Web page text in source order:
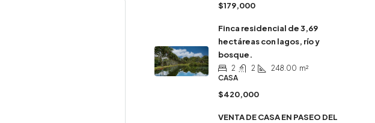
$179,000
Finca residencial de 3,69
hectáreas con lagos, río y
bosque.
2 2 248.00 m²
CASA
$420,000
VENTA DE CASA EN PASEO DEL